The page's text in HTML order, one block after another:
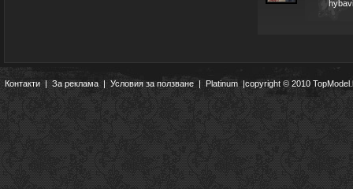
Контакти|За реклама | Условия за ползване | Platinum |copyright © 2010